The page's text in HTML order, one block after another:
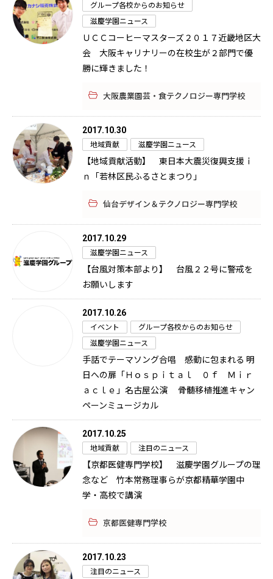
グループ各校からのお知らせ
滋慶学園ニュース
ＵＣＣコーヒーマスターズ２０１７近畿地区大
会 大阪キャリナリーの在校生が２部門で優
勝に輝きました！
大阪農業園芸・食テクノロジー専門学校
2017.10.30
地域貢献 滋慶学園ニュース
【地域貢献活動】 東日本大震災復興支援ｉ
ｎ「若林区民ふるさとまつり」
仙台デザイン＆テクノロジー専門学校
2017.10.29
滋慶学園ニュース
【台風対策本部より】 台風２２号に警戒を
お願いします
2017.10.26
イベント
グループ各校からのお知らせ
滋慶学園ニュース
手話でテーマソング合唱 感動に包まれる 明
日への扉「Ｈｏｓｐｉｔａｌ ０ｆ Ｍｉｒ
ａｃｌｅ」名古屋公演 骨髄移植推進キャン
ペーンミュージカル
2017.10.25
地域貢献 注目のニュース
【京都医健専門学校】 滋慶学園グループの理
念など 竹本常務理事らが京都精華学園中
学・高校で講演
京都医健専門学校
2017.10.23
注目のニュース